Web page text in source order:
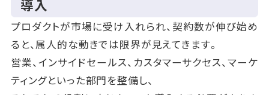
導入
プロダクトが市場に受け入れられ、契約数が伸び始め
ると、属人的な動きでは限界が見えてきます。
営業、インサイドセールス、カスタマーサクセス、マーケ
ティングといった部門を整備し、